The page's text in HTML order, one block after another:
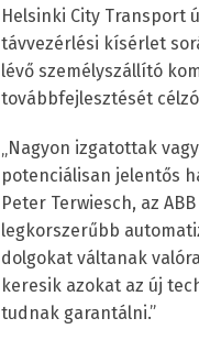
Helsinki City Transport
távvezérlési kísérlet
lévő személyszállító
továbbfejlesztését
„Nagyon izgatottak
potenciálisan jelentős
Peter Terwiesch, az
legkorszerűbb
dolgokat váltanak
keresik azokat az új
tudnak garantálni.”